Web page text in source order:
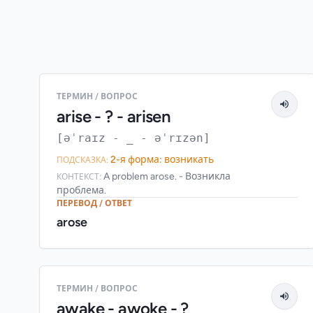
ТЕРМИН / ВОПРОС
arise - ? - arisen
[əˈraɪz - _ - əˈrɪzən]
ПОДСКАЗКА: 2-я форма: возникать
КОНТЕКСТ: A problem arose. - Возникла
проблема.
ПЕРЕВОД / ОТВЕТ
arose
ТЕРМИН / ВОПРОС
awake - awoke - ?